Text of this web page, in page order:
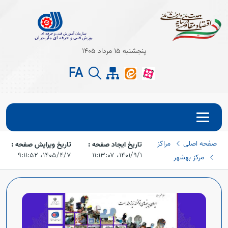
Open
Open
پنجشنبه 15 مرداد 1405
FA
صفحه اصلی
مراکز
مرکز بهشهر
تاریخ ایجاد صفحه :
۱۴۰۱/۹/۱،‏ ۱۱:۱۳:۰۷
تاریخ ویرایش صفحه :
۱۴۰۵/۴/۷،‏ ۹:۱۱:۵۲